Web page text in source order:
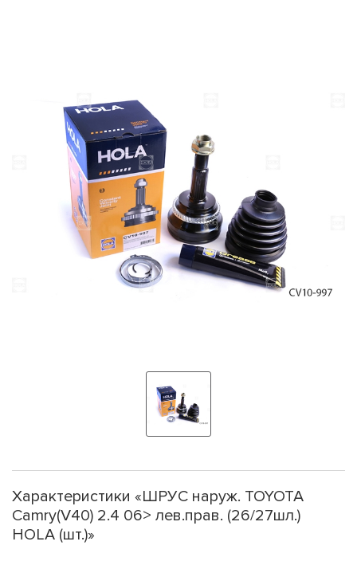
Характеристики «ШРУС наруж. TOYOTA
Camry(V40) 2.4 06> лев.прав. (26/27шл.)
HOLA (шт.)»